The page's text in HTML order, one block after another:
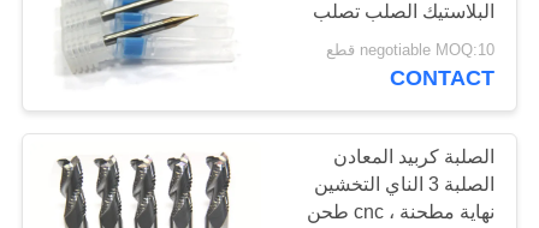
البلاستيك الصلب تصلب
negotiable MOQ:10 قطع
CONTACT
الصلبة كربيد المعادن
الصلبة 3 الناي التخشين
نهاية مطحنة ، cnc طحن